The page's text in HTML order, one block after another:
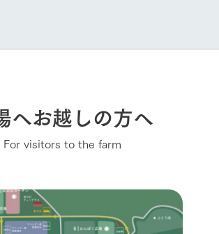
へお越しの方へ
For visitors to the farm